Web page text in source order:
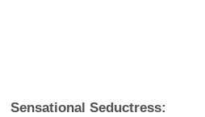
Sensational Seductress: